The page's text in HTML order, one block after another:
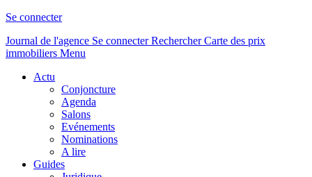
Se connecter
Journal de l'agence Se connecterRechercher Carte des prix
immobiliers Menu
Actu
Conjoncture
Agenda
Salons
Evénements
Nominations
A lire
Guides